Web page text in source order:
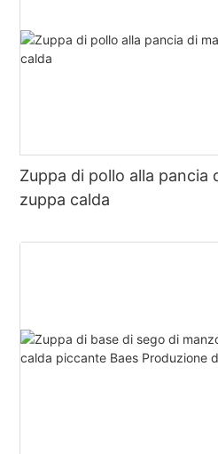
Zuppa di pollo alla pancia
zuppa calda